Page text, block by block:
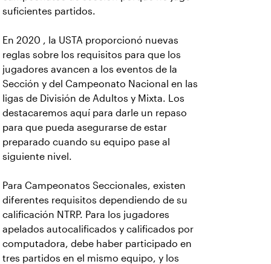
suficientes partidos.
En 2020 , la USTA proporcionó nuevas
reglas sobre los requisitos para que los
jugadores avancen a los eventos de la
Sección y del Campeonato Nacional en las
ligas de División de Adultos y Mixta. Los
destacaremos aquí para darle un repaso
para que pueda asegurarse de estar
preparado cuando su equipo pase al
siguiente nivel.
Para Campeonatos Seccionales, existen
diferentes requisitos dependiendo de su
calificación NTRP. Para los jugadores
apelados autocalificados y calificados por
computadora, debe haber participado en
tres partidos en el mismo equipo, y los